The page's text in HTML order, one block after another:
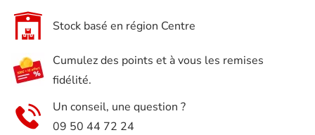
JBM
Stock basé en région Centre
Cumulez des points et à vous les remises
fidélité.
Un conseil, une question ?
09 50 44 72 24